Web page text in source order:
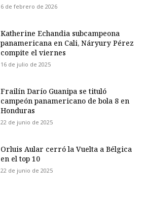
6 de febrero de 2026
Katherine Echandia subcampeona
panamericana en Cali, Náryury Pérez
compite el viernes
16 de julio de 2025
Frailín Darío Guanipa se tituló
campeón panamericano de bola 8 en
Honduras
22 de junio de 2025
Orluis Aular cerró la Vuelta a Bélgica
en el top 10
22 de junio de 2025